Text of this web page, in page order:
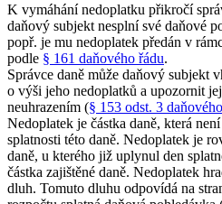
K vymáhání nedoplatku přikročí
daňový subjekt nesplní své daňové
popř. je mu nedoplatek předán v
podle § 161 daňového řádu.
Správce daně může daňový subjekt
o výši jeho nedoplatků a upozornit
neuhrazením (§ 153 odst. 3
Nedoplatek je částka daně, která
splatnosti této daně. Nedoplatek je
daně, u kterého již uplynul den
částka zajištěné daně. Nedoplatek
dluh. Tomuto dluhu odpovídá na